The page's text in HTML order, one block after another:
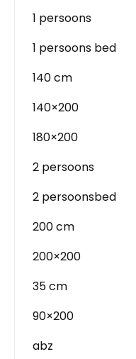
1 persoons
1 persoons bed
140 cm
140×200
180×200
2 persoons
2 persoonsbed
200 cm
200×200
35 cm
90×200
abz